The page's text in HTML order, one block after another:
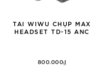
TAI WIWU CHỤP MAX
HEADSET TD-15 ANC
800.000₫